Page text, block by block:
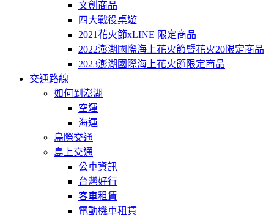
文創商品
四大戰役桌遊
2021花火節xLINE 限定商品
2022澎湖國際海上花火節暨花火20限定商品
2023澎湖國際海上花火節限定商品
交通路線
如何到澎湖
空運
海運
島際交通
島上交通
公車資訊
台灣好行
客車租賃
電動機車租賃